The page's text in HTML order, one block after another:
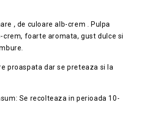
, de culoare alb-crem . Pulpa
crem, foarte aromata, gust dulce si
proaspata dar se preteaza si la
Se recolteaza in perioada 10-